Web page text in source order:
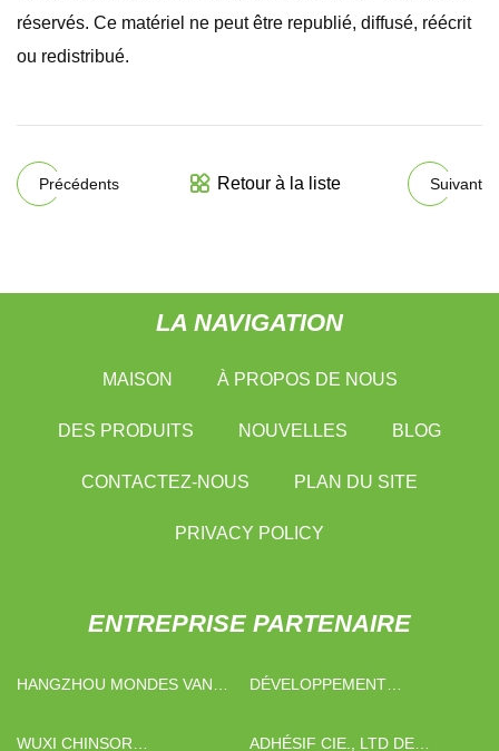
réservés. Ce matériel ne peut être republié, diffusé, réécrit
ou redistribué.
Précédents Retour à la liste Suivant
LA NAVIGATION
MAISON À PROPOS DE NOUS
DES PRODUITS NOUVELLES BLOG
CONTACTEZ-NOUS PLAN DU SITE
PRIVACY POLICY
ENTREPRISE PARTENAIRE
HANGZHOU MONDES VANNE
DÉVELOPPEMENT
L'OCÉAN D'OR DE
WUXI CHINSOR ADHÉSIF CIE., LTD DE